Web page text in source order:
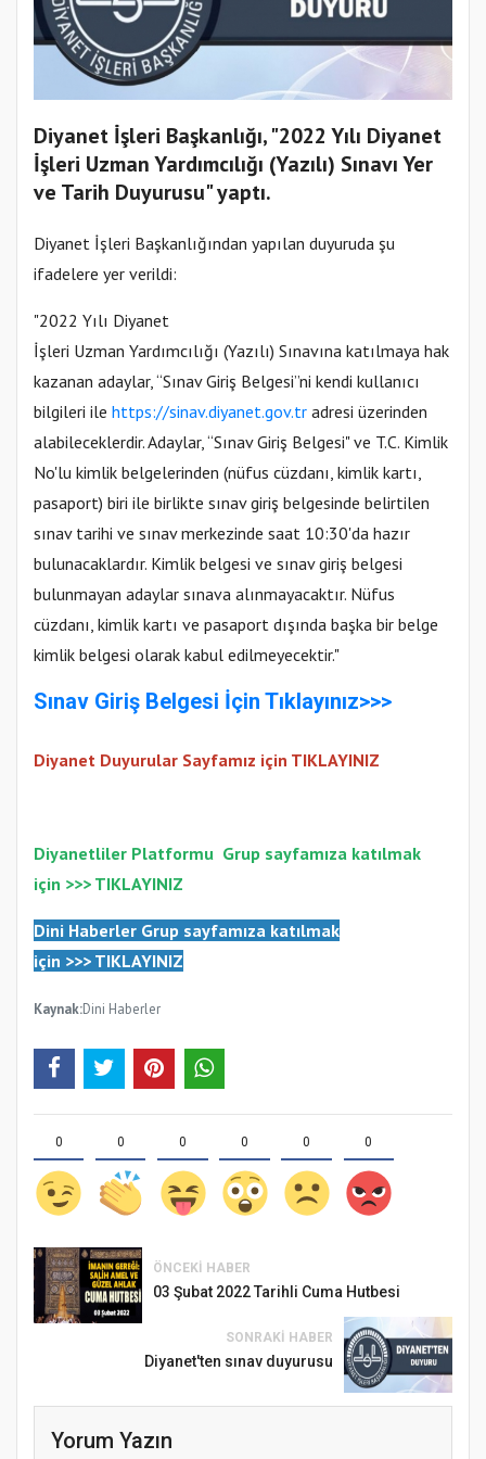
Diyanet İşleri Başkanlığı, "2022 Yılı Diyanet
İşleri Uzman Yardımcılığı (Yazılı) Sınavı Yer
ve Tarih Duyurusu" yaptı.
Diyanet İşleri Başkanlığından yapılan duyuruda şu
ifadelere yer verildi:
"2022 Yılı Diyanet
İşleri Uzman Yardımcılığı (Yazılı) Sınavına katılmaya hak
kazanan adaylar, “Sınav Giriş Belgesi”ni kendi kullanıcı
bilgileri ile https://sinav.diyanet.gov.tr adresi üzerinden
alabileceklerdir. Adaylar, “Sınav Giriş Belgesi" ve T.C. Kimlik
No'lu kimlik belgelerinden (nüfus cüzdanı, kimlik kartı,
pasaport) biri ile birlikte sınav giriş belgesinde belirtilen
sınav tarihi ve sınav merkezinde saat 10:30'da hazır
bulunacaklardır. Kimlik belgesi ve sınav giriş belgesi
bulunmayan adaylar sınava alınmayacaktır. Nüfus
cüzdanı, kimlik kartı ve pasaport dışında başka bir belge
kimlik belgesi olarak kabul edilmeyecektir."
Sınav Giriş Belgesi İçin Tıklayınız>>>
Diyanet Duyurular Sayfamız için TIKLAYINIZ
Diyanetliler Platformu Grup sayfamıza katılmak
için >>> TIKLAYINIZ
Dini Haberler Grup sayfamıza katılmak
için >>> TIKLAYINIZ
Kaynak:Dini Haberler
0 0 0 0 0 0
ÖNCEKI HABER
03 Şubat 2022 Tarihli Cuma Hutbesi
SONRAKI HABER
Diyanet'ten sınav duyurusu
Yorum Yazın